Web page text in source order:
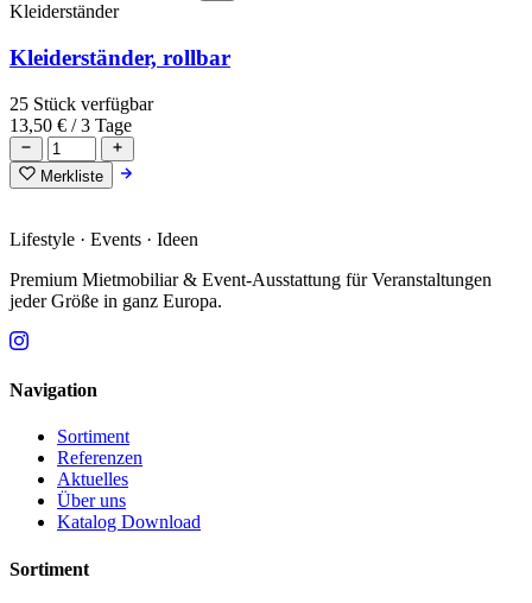
Kleiderständer
Kleiderständer, rollbar
25 Stück verfügbar
13,50 € / 3 Tage
Merkliste
Lifestyle · Events · Ideen
Premium Mietmobiliar & Event-Ausstattung für Veranstaltungen
jeder Größe in ganz Europa.
Navigation
Sortiment
Referenzen
Aktuelles
Über uns
Katalog Download
Sortiment